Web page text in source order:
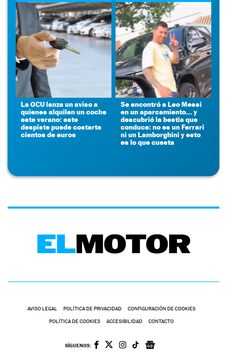
La OCU lanza un aviso a
quienes alquilen un coche
este verano: este
despiste puede costarte
cientos de euros
Se encontró a Leo Messi
en un aparcamiento... y
descubrió la bestia que
conduce: no es un Ferrari
ni un Lamborghini y esto
es lo que cuesta
AVISO LEGAL POLÍTICA DE PRIVACIDAD CONFIGURACIÓN DE COOKIES
POLÍTICA DE COOKIES ACCESIBILIDAD CONTACTO
SÍGUENOS: